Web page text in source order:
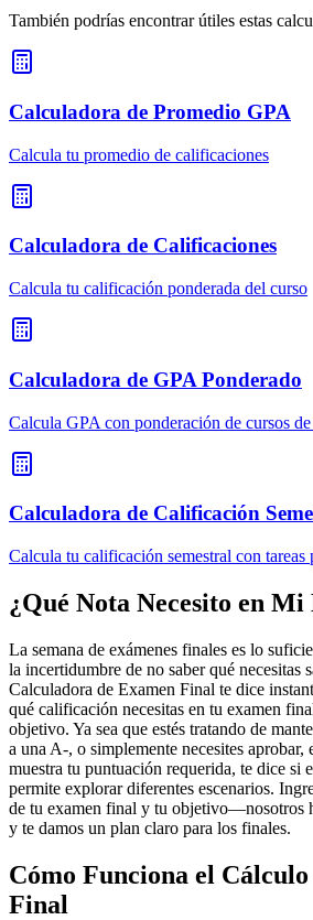
También podrías encontrar útiles estas
Calculadora de Promedio GPA
Calcula tu promedio de calificaciones
Calculadora de Calificaciones
Calcula tu calificación ponderada del curso
Calculadora de GPA Ponderado
Calcula GPA con ponderación de cursos
Calculadora de Calificación
Calcula tu calificación semestral con tareas
¿Qué Nota Necesito en
La semana de exámenes finales es lo
la incertidumbre de no saber qué necesitas
Calculadora de Examen Final te dice
qué calificación necesitas en tu examen
objetivo. Ya sea que estés tratando de
a una A-, o simplemente necesites aprobar,
muestra tu puntuación requerida, te dice si
permite explorar diferentes escenarios.
de tu examen final y tu objetivo—nosotros
y te damos un plan claro para los finales.
Cómo Funciona el
Final